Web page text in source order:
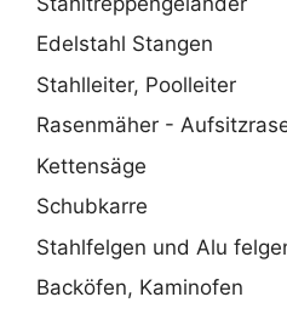
Edelstahl Stangen
Stahlleiter, Poolleiter
Rasenmäher -
Kettensäge
Schubkarre
Stahlfelgen und Alu
Backöfen, Kaminofen